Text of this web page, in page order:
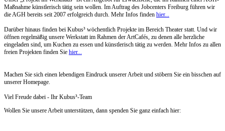
Maßnahme künstlerisch tätig sein wollen. Im Auftrag des Jobcenters Freiburg führen wir
die AGH bereits seit 2007 erfolgreich durch. Mehr Infos finden hier...
Darüber hinaus finden bei Kubus³ wöchentlich Projekte im Bereich Theater statt. Und wir
öffnen regelmäßig unsere Werkstatt im Rahmen der ArtCafés, zu denen alle herzliche
eingeladen sind, um Kuchen zu essen und künstlerisch tätig zu werden. Mehr Infos zu allen
freien Projekten finden Sie hier...
Machen Sie sich einen lebendigen Eindruck unserer Arbeit und stöbern Sie ein bisschen auf
unserer Homepage.
Viel Freude dabei - Ihr Kubus³-Team
Wollen Sie unsere Arbeit unterstützen, dann spenden Sie ganz einfach hier: